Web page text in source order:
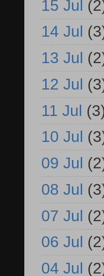
15 Jul
14 Jul
13 Jul
12 Jul
11 Jul
10 Jul
09 Jul
08 Jul
07 Jul
06 Jul
04 Jul